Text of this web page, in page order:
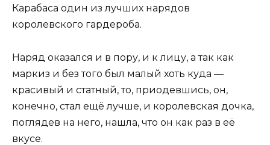
Карабаса один из лучших нарядов
королевского гардероба.
Наряд оказался и в пору, и к лицу, а так как
маркиз и без того был малый хоть куда —
красивый и статный, то, приодевшись, он,
конечно, стал ещё лучше, и королевская дочка,
поглядев на него, нашла, что он как раз в её
вкусе.